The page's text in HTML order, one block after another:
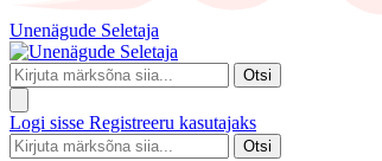
Unenägude Seletaja
Otsi
Logi sisse Registreeru kasutajaks
Otsi